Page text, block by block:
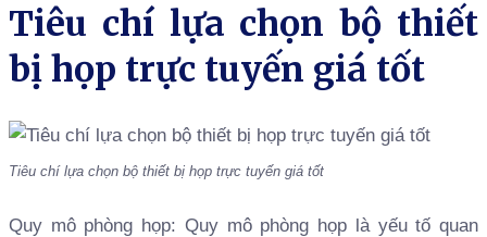
Tiêu chí lựa chọn bộ thiết
bị họp trực tuyến giá tốt
Tiêu chí lựa chọn bộ thiết bị họp trực tuyến giá tốt
Quy mô phòng họp: Quy mô phòng họp là yếu tố quan